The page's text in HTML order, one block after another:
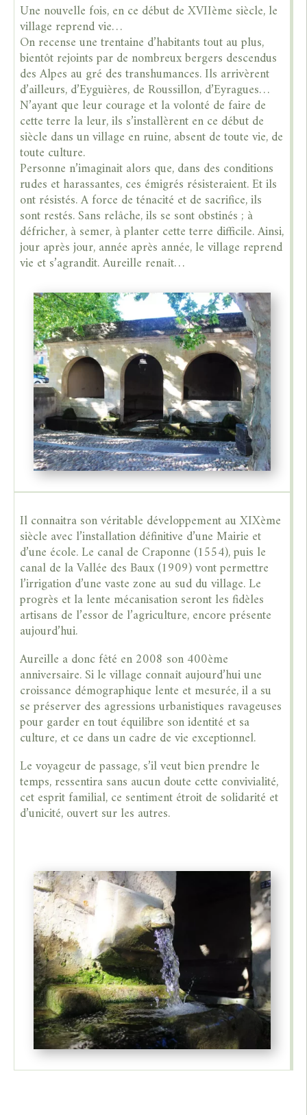
Une nouvelle fois, en ce début de XVIIème siècle, le
village reprend vie…
On recense une trentaine d’habitants tout au plus,
bientôt rejoints par de nombreux bergers descendus
des Alpes au gré des transhumances. Ils arrivèrent
d’ailleurs, d’Eyguières, de Roussillon, d’Eyragues…
N’ayant que leur courage et la volonté de faire de
cette terre la leur, ils s’installèrent en ce début de
siècle dans un village en ruine, absent de toute vie, de
toute culture.
Personne n’imaginait alors que, dans des conditions
rudes et harassantes, ces émigrés résisteraient. Et ils
ont résistés. A force de ténacité et de sacrifice, ils
sont restés. Sans relâche, ils se sont obstinés ; à
défricher, à semer, à planter cette terre difficile. Ainsi,
jour après jour, année après année, le village reprend
vie et s’agrandit. Aureille renaît…
Il connaitra son véritable développement au XIXème
siècle avec l’installation définitive d’une Mairie et
d’une école. Le canal de Craponne (1554), puis le
canal de la Vallée des Baux (1909) vont permettre
l’irrigation d’une vaste zone au sud du village. Le
progrès et la lente mécanisation seront les fidèles
artisans de l’essor de l’agriculture, encore présente
aujourd’hui.
Aureille a donc fêté en 2008 son 400ème
anniversaire. Si le village connaît aujourd’hui une
croissance démographique lente et mesurée, il a su
se préserver des agressions urbanistiques ravageuses
pour garder en tout équilibre son identité et sa
culture, et ce dans un cadre de vie exceptionnel.
Le voyageur de passage, s’il veut bien prendre le
temps, ressentira sans aucun doute cette convivialité,
cet esprit familial, ce sentiment étroit de solidarité et
d’unicité, ouvert sur les autres.